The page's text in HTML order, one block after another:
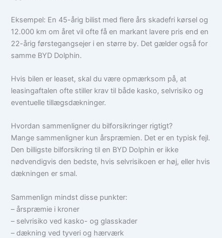
Eksempel: En 45-årig bilist med flere års skadefri kørsel og
12.000 km om året vil ofte få en markant lavere pris end en
22-årig førstegangsejer i en større by. Det gælder også for
samme BYD Dolphin.
Hvis bilen er leaset, skal du være opmærksom på, at
leasingaftalen ofte stiller krav til både kasko, selvrisiko og
eventuelle tillægsdækninger.
Hvordan sammenligner du bilforsikringer rigtigt?
Mange sammenligner kun årspræmien. Det er en typisk fejl.
Den billigste bilforsikring til en BYD Dolphin er ikke
nødvendigvis den bedste, hvis selvrisikoen er høj, eller hvis
dækningen er smal.
Sammenlign mindst disse punkter:
– årspræmie i kroner
– selvrisiko ved kasko- og glasskader
– dækning ved tyveri og hærværk